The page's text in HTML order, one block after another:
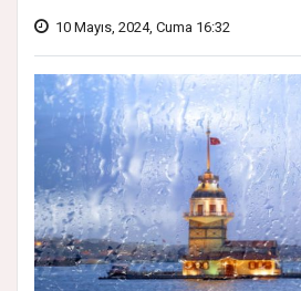
10 Mayıs, 2024, Cuma 16:32